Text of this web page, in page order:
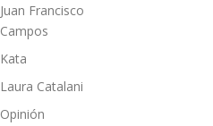
Juan Francisco
Campos
Kata
Laura Catalani
Opinión